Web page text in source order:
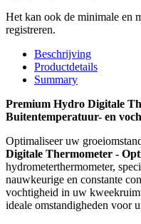
Het kan ook de minimale en
registreren.
Beschrijving
Productdetails
Summary
Premium Hydro Digitale
Buitentemperatuur- en
Optimaliseer uw
Digitale Thermometer -
hydrometerthermometer,
nauwkeurige en constante
vochtigheid in uw
ideale omstandigheden voor